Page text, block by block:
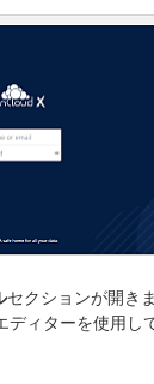
セクションが開き
ディターを使用